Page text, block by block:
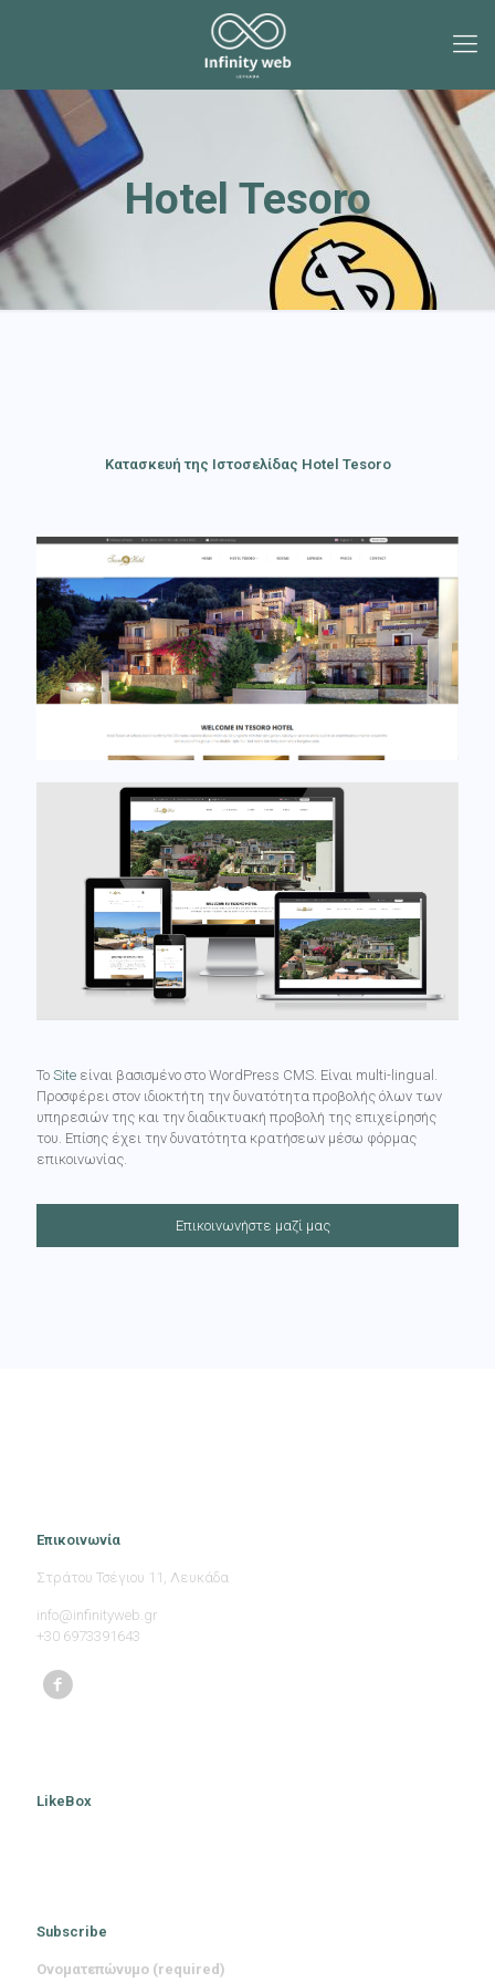
Hotel Tesoro
Κατασκευή της Ιστοσελίδας Hotel Tesoro
Το Site είναι βασισμένο στο WordPress CMS. Είναι multi-lingual.
Προσφέρει στον ιδιοκτήτη την δυνατότητα προβολής όλων των
υπηρεσιών της και την διαδικτυακή προβολή της επιχείρησής
του. Επίσης έχει την δυνατότητα κρατήσεων μέσω φόρμας
επικοινωνίας.
Επικοινωνήστε μαζί μας
Επικοινωνία
Στράτου Τσέγιου 11, Λευκάδα
info@infinityweb.gr
+30 6973391643
LikeBox
Subscribe
Ονοματεπώνυμο (required)